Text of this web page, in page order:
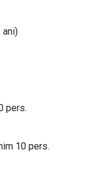
pers.
10 pers.